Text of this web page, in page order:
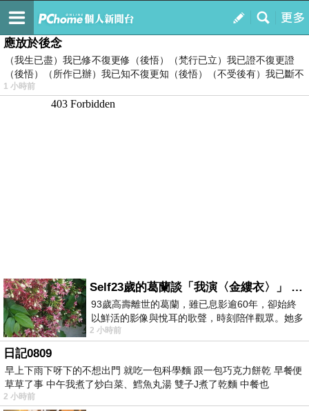
我的
最新文章
應放於後念
（我生已盡）我已修不復更修（後悟）（梵行已立）我已證不復更證
（後悟）（所作已辦）我已知不復更知（後悟）（不受後有）我已斷不
復
1 小時前
Self23歲的葛蘭談「我演〈金縷衣〉」 #戀上老電影 #粟子 #葛蘭
93歲高壽離世的葛蘭，雖已息影逾60年，卻始終
以鮮活的影像與悅耳的歌聲，時刻陪伴觀眾。她多
才多藝、陽光開朗的形象，不僅保留在電影
2 小時前
日記0809
早上下雨下呀下的不想出門 就吃一包科學麵 跟一包巧克力餅乾 早餐便
草草了事 中午我煮了炒白菜、鱈魚丸湯 雙子J煮了乾麵 中餐也
2 小時前